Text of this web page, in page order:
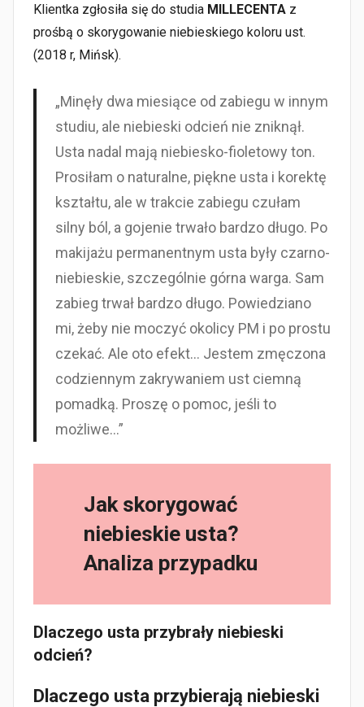
Klientka zgłosiła się do studia MILLECENTA z
prośbą o skorygowanie niebieskiego koloru ust.
(2018 r, Mińsk).
„Minęły dwa miesiące od zabiegu w innym
studiu, ale niebieski odcień nie zniknął.
Usta nadal mają niebiesko-fioletowy ton.
Prosiłam o naturalne, piękne usta i korektę
kształtu, ale w trakcie zabiegu czułam
silny ból, a gojenie trwało bardzo długo. Po
makijażu permanentnym usta były czarno-
niebieskie, szczególnie górna warga. Sam
zabieg trwał bardzo długo. Powiedziano
mi, żeby nie moczyć okolicy PM i po prostu
czekać. Ale oto efekt… Jestem zmęczona
codziennym zakrywaniem ust ciemną
pomadką. Proszę o pomoc, jeśli to
możliwe…”
Jak skorygować
niebieskie usta?
Analiza przypadku
Dlaczego usta przybrały niebieski
odcień?
Dlaczego usta przybierają niebieski